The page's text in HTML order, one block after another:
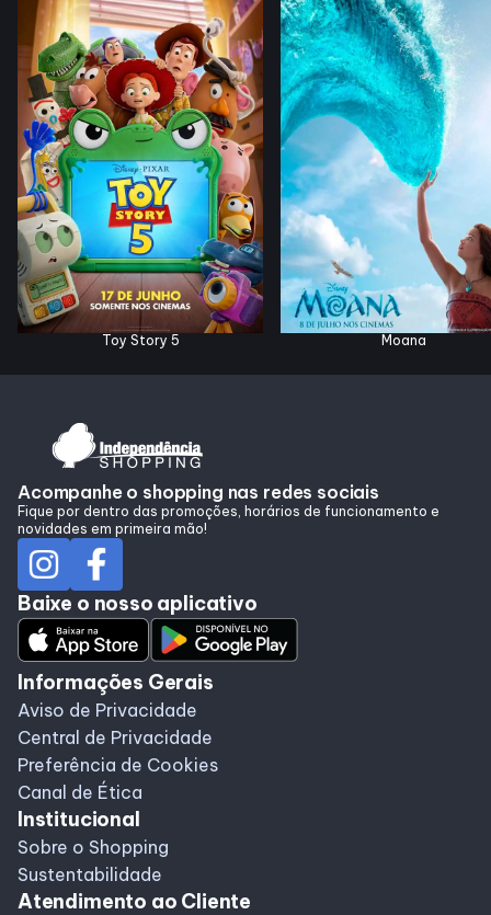
Horários
Entretenimento
Cinema
Eventos
Fique Por Dentro
Lojas
Alimentação
Programa de Benefícios
Toy Story 5 Moana
Acompanhe o shopping nas redes sociais
Fique por dentro das promoções, horários de funcionamento e
novidades em primeira mão!
Baixe o nosso aplicativo
Informações Gerais
Aviso de Privacidade
Central de Privacidade
Preferência de Cookies
Canal de Ética
Institucional
Sobre o Shopping
Sustentabilidade
Atendimento ao Cliente